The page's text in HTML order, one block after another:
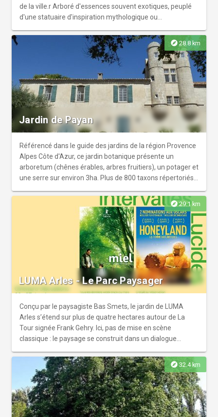
de la ville.r Arboré d'essences souvent exotiques, peuplé
d'une statuaire d'inspiration mythologique ou
repos qu'à l'évasion. Ces attraits en font un lieu
d'animations et de rencontres fort apprécié.r Avec son
petit toboggan, son tourniquet et autres jeux d'enfants,
une partie du jardin est également dédiée aux plus petits.
explore 28.8 km
Jardin de Payan
Référencé dans le guide des jardins de la région Provence
Alpes Côte d'Azur, ce jardin botanique présente un
arboretum (chênes érables, arbres fruitiers), un potager et
une serre sur environ 3ha. Plus de 800 taxons répertoriés.r
explore29.1 km
LUMA Arles - Le Parc Paysager
Conçu par le paysagiste Bas Smets, le jardin de LUMA
Arles s’étend sur plus de quatre hectares autour de La
Tour signée Frank Gehry. Ici, pas de mise en scène
classique : le paysage se construit dans un dialogue
végétation endémique et interventions artistiques. Pins,
cyprès, graminées, plantes aromatiques et chemins
sinueux invitent à une exploration libre, presque
instinctive. Loin de toute artificialité, le jardin révèle une
attention fine portée au climat, à l’eau et à
l’environnement local. Chaque parcours propose une
explore 32.4 km